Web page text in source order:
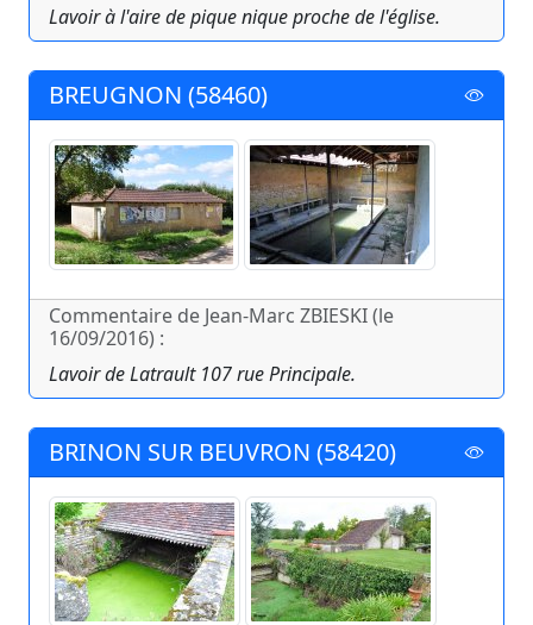
Lavoir à l'aire de pique nique proche de l'église.
BREUGNON (58460)
Commentaire de Jean-Marc ZBIESKI (le
16/09/2016) :
Lavoir de Latrault 107 rue Principale.
BRINON SUR BEUVRON (58420)